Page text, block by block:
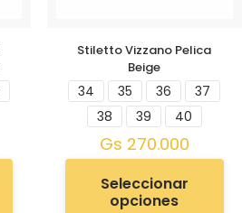
Stiletto Vizzano Pelica
Beige
34 35 36
37
38
39 40
Gs 270.000
Seleccionar
opciones